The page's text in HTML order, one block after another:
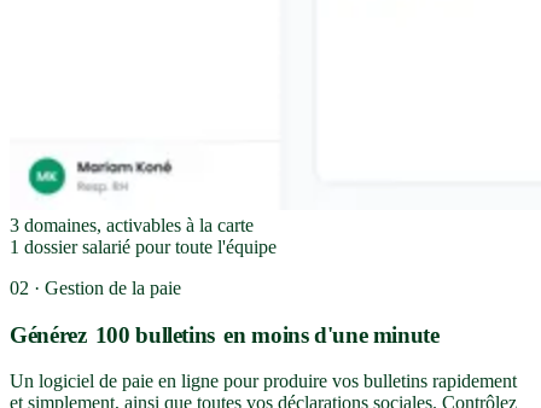
3 domaines, activables à la carte
1 dossier salarié pour toute l'équipe
02 · Gestion de la paie
Générez 100 bulletins en moins d'une minute
Un logiciel de paie en ligne pour produire vos bulletins rapidement
et simplement, ainsi que toutes vos déclarations sociales. Contrôlez